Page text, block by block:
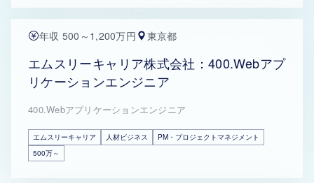
年収 500～1,200万円 東京都
エムスリーキャリア株式会社：400.Webアプ
リケーションエンジニア
400.Webアプリケーションエンジニア
エムスリーキャリア 人材ビジネス
PM・プロジェクトマネジメント
500万～